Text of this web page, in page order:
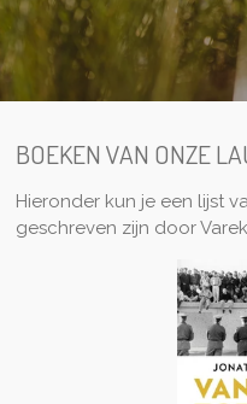
BOEKEN VAN ONZE
Hieronder kun je een lijst
geschreven zijn door